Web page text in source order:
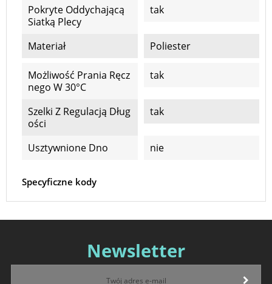
Pokryte Oddychającą
Siatką Plecy
tak
Materiał Poliester
Możliwość Prania Ręcz
Nego W 30°C
tak
Szelki Z Regulacją Dług
Ości
tak
Usztywnione Dno nie
Specyficzne kody
Newsletter